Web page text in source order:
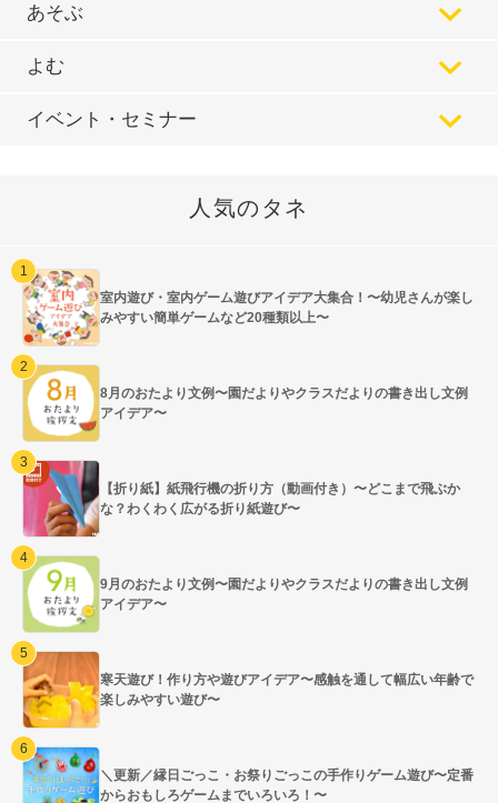
あそぶ
よむ
イベント・セミナー
人気のタネ
室内遊び・室内ゲーム遊びアイデア大集合！〜幼児さんが楽し
みやすい簡単ゲームなど20種類以上〜
8月のおたより文例〜園だよりやクラスだよりの書き出し文例
アイデア〜
【折り紙】紙飛行機の折り方（動画付き）〜どこまで飛ぶか
な？わくわく広がる折り紙遊び〜
9月のおたより文例〜園だよりやクラスだよりの書き出し文例
アイデア〜
寒天遊び！作り方や遊びアイデア〜感触を通して幅広い年齢で
楽しみやすい遊び〜
＼更新／縁日ごっこ・お祭りごっこの手作りゲーム遊び〜定番
からおもしろゲームまでいろいろ！〜